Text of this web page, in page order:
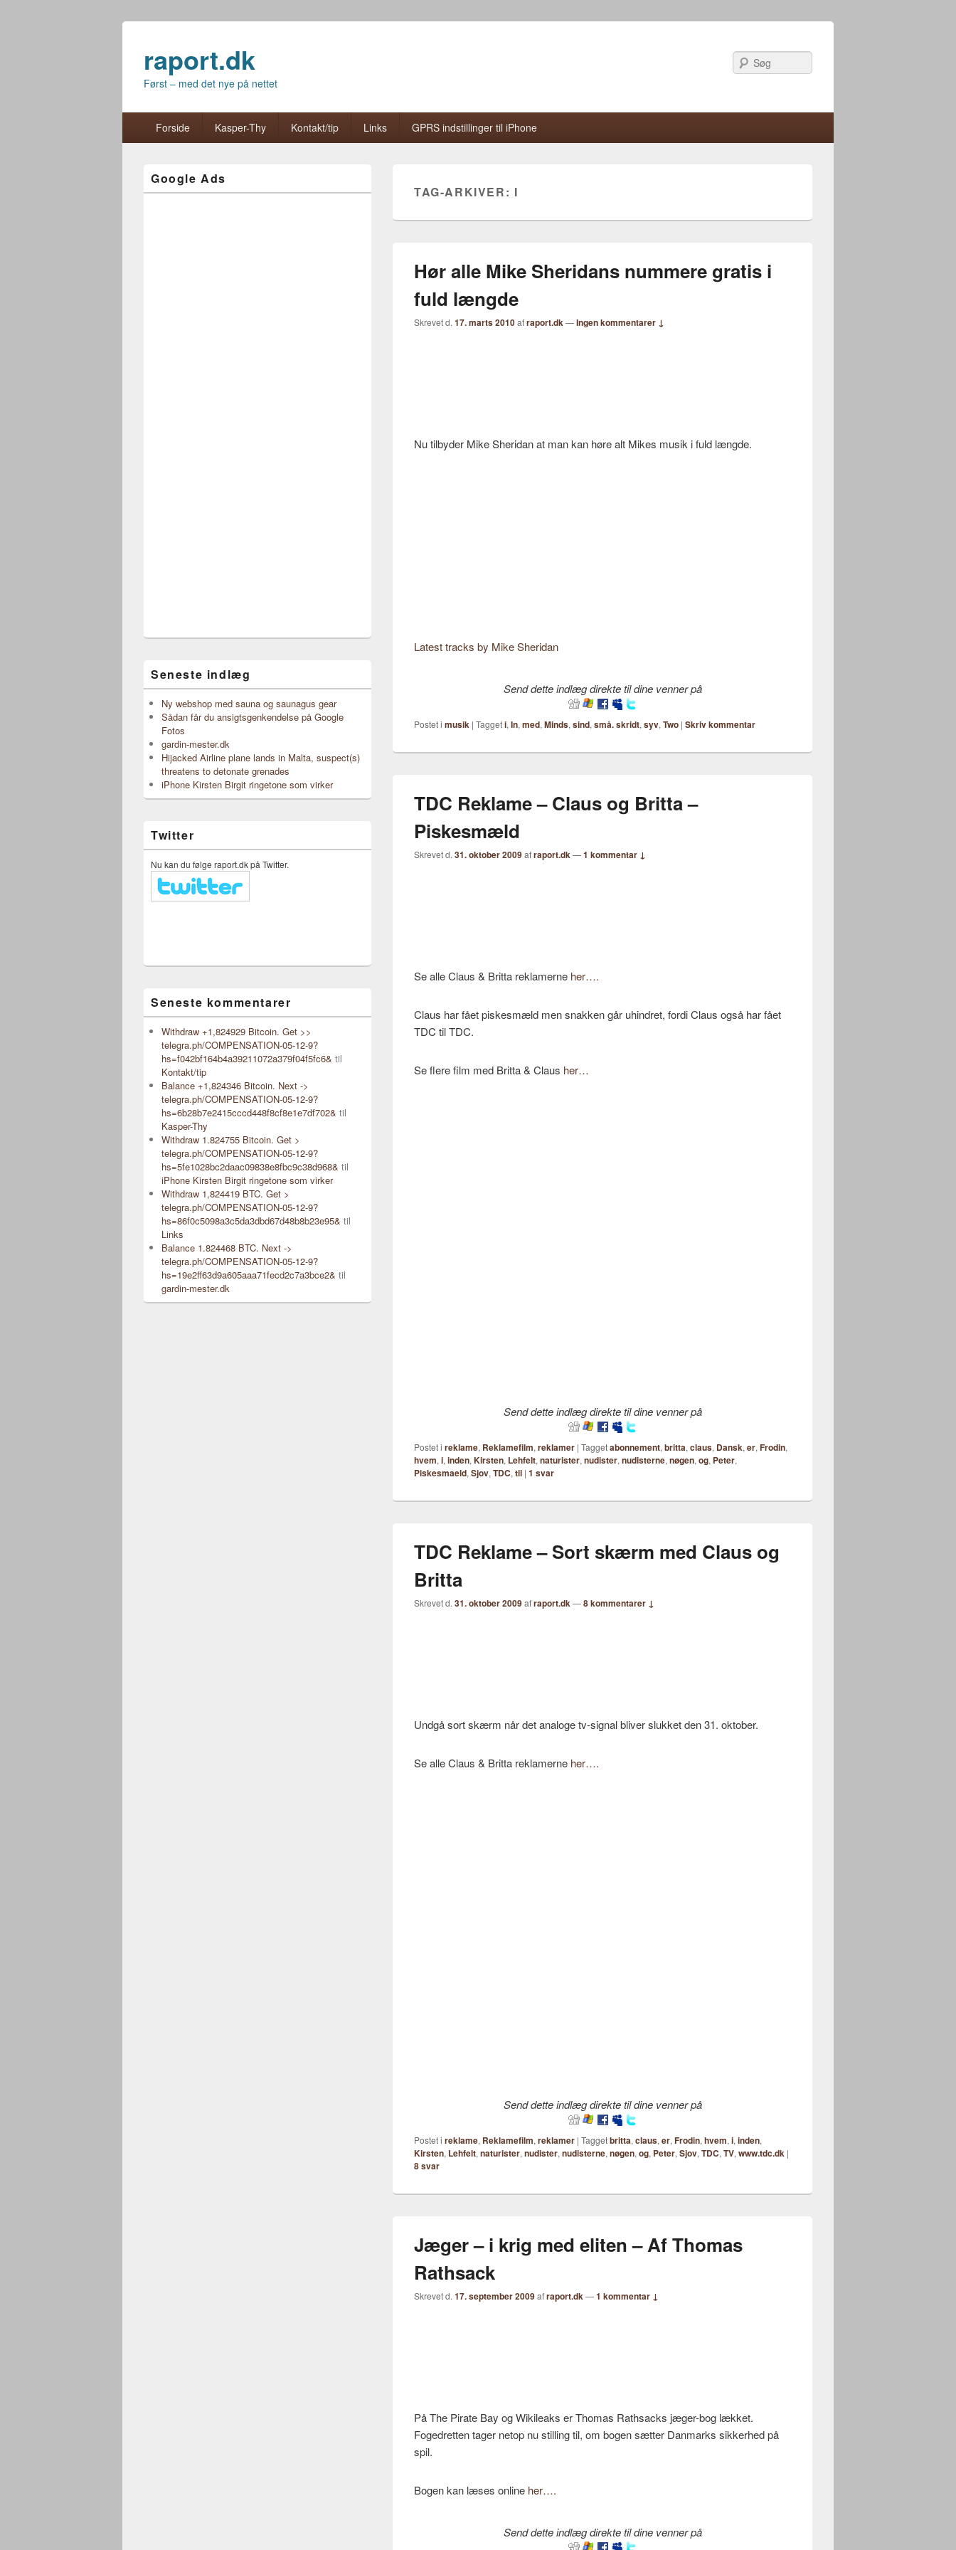
raport.dk
Først – med det nye på nettet
Primær menu
Hop til primær indhold
Hop til sekundær indhold
Forside Kasper-Thy Kontakt/tip Links GPRS indstillinger til iPhone
TAG-ARKIVER: I
Hør alle Mike Sheridans nummere gratis i
fuld længde
Skrevet d. 17. marts 2010afraport.dk—Ingen kommentarer ↓
Nu tilbyder Mike Sheridan at man kan høre alt Mikes musik i fuld længde.
Latest tracks by Mike Sheridan
Send dette indlæg direkte til dine venner på
Postet i musik | Taggeti, In, med, Minds, sind, små. skridt, syv, Two | Skriv kommentar
TDC Reklame – Claus og Britta –
Piskesmæld
Skrevet d. 31. oktober 2009afraport.dk—1 kommentar ↓
Se alle Claus & Britta reklamerne her….
Claus har fået piskesmæld men snakken går uhindret, fordi Claus også har fået
TDC til TDC.
Se flere film med Britta & Claus her…
Send dette indlæg direkte til dine venner på
Postet i reklame, Reklamefilm, reklamer | Taggetabonnement, britta, claus, Dansk, er, Frodin,
hvem, i, inden, Kirsten, Lehfelt, naturister, nudister, nudisterne, nøgen, og, Peter,
Piskesmaeld, Sjov, TDC, til | 1 svar
TDC Reklame – Sort skærm med Claus og
Britta
Skrevet d. 31. oktober 2009afraport.dk—8 kommentarer ↓
Undgå sort skærm når det analoge tv-signal bliver slukket den 31. oktober.
Se alle Claus & Britta reklamerne her….
Send dette indlæg direkte til dine venner på
Postet i reklame, Reklamefilm, reklamer | Taggetbritta, claus, er, Frodin, hvem, i, inden,
Kirsten, Lehfelt, naturister, nudister, nudisterne, nøgen, og, Peter, Sjov, TDC, TV, www.tdc.dk |
8svar
Jæger – i krig med eliten – Af Thomas
Rathsack
Skrevet d. 17. september 2009afraport.dk—1 kommentar ↓
På The Pirate Bay og Wikileaks er Thomas Rathsacks jæger-bog lækket.
Fogedretten tager netop nu stilling til, om bogen sætter Danmarks sikkerhed på
spil.
Bogen kan læses online her….
Send dette indlæg direkte til dine venner på
Google Ads
Seneste indlæg
Ny webshop med sauna og saunagus gear
Sådan får du ansigtsgenkendelse på Google
Fotos
gardin-mester.dk
Hijacked Airline plane lands in Malta, suspect(s)
threatens to detonate grenades
iPhone Kirsten Birgit ringetone som virker
Twitter
Nu kan du følge raport.dk på Twitter.
Seneste kommentarer
Withdraw +1,824929 Bitcoin. Get >>
telegra.ph/COMPENSATION-05-12-9?
hs=f042bf164b4a39211072a379f04f5fc6& til
Kontakt/tip
Balance +1,824346 Bitcoin. Next ->
telegra.ph/COMPENSATION-05-12-9?
hs=6b28b7e2415cccd448f8cf8e1e7df702& til
Kasper-Thy
Withdraw 1.824755 Bitcoin. Get >
telegra.ph/COMPENSATION-05-12-9?
hs=5fe1028bc2daac09838e8fbc9c38d968& til
iPhone Kirsten Birgit ringetone som virker
Withdraw 1,824419 BTC. Get >
telegra.ph/COMPENSATION-05-12-9?
hs=86f0c5098a3c5da3dbd67d48b8b23e95& til
Links
Balance 1.824468 BTC. Next ->
telegra.ph/COMPENSATION-05-12-9?
hs=19e2ff63d9a605aaa71fecd2c7a3bce2& til
gardin-mester.dk